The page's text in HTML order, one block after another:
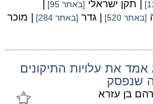
| תקן ישראלי [באתר 95]
|
[באתר 520] | גדר [באתר 284] | מוכר
את עלויות התיקונים
בן עזרא